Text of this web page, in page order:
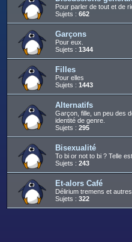
Pour parler de tout et de
Sujets : 662
Garçons
Pour eux.
Sujets : 1344
Filles
Pour elles
Sujets : 1443
Alternatifs
Garçon, fille, un peu des
identité de genre.
Sujets : 295
Bisexualité
To bi or not to bi ? Telle
Sujets : 243
Et-alors Café
Délirium tremens et
Sujets : 322